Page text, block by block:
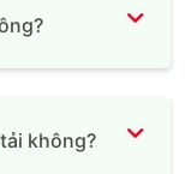
không?